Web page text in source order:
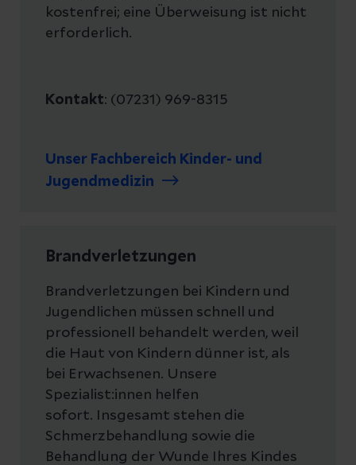
kostenfrei; eine Überweisung ist nicht
erforderlich.
Kontakt: (07231) 969-8315
Unser Fachbereich Kinder- und
Jugendmedizin
Brandverletzungen
Brandverletzungen bei Kindern und
Jugendlichen müssen schnell und
professionell behandelt werden, weil
die Haut von Kindern dünner ist, als
bei Erwachsenen. Unsere
Spezialist:innen helfen
sofort. Insgesamt stehen die
Schmerzbehandlung sowie die
Behandlung der Wunde Ihres Kindes